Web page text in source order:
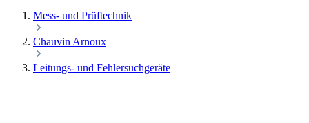
Mess- und Prüftechnik
Chauvin Arnoux
Leitungs- und Fehlersuchgeräte